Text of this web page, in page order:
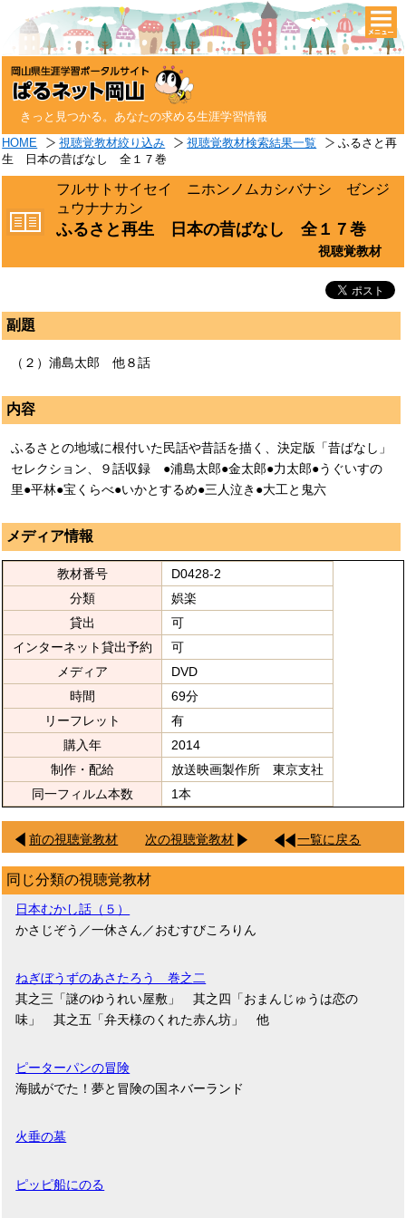
きっと見つかる。あなたの求める生涯学習情報
HOME 視聴覚教材絞り込み 視聴覚教材検索結果一覧
ふるさと再
生 日本の昔ばなし 全１７巻
フルサトサイセイ ニホンノムカシバナシ ゼンジ
ュウナナカン
ふるさと再生 日本の昔ばなし 全１７巻
視聴覚教材
副題
（２）浦島太郎 他８話
内容
ふるさとの地域に根付いた民話や昔話を描く、決定版「昔ばなし」
セレクション、９話収録 ●浦島太郎●金太郎●力太郎●うぐいすの
里●平林●宝くらべ●いかとするめ●三人泣き●大工と鬼六
メディア情報
教材番号
D0428-2
分類
娯楽
貸出
可
インターネット貸出予約
可
メディア
DVD
時間
69分
リーフレット
有
購入年
2014
制作・配給
放送映画製作所 東京支社
同一フィルム本数
1本
前の視聴覚教材 次の視聴覚教材 一覧に戻る
同じ分類の視聴覚教材
日本むかし話（５）
かさじぞう／一休さん／おむすびころりん
ねぎぼうずのあさたろう 巻之二
其之三「謎のゆうれい屋敷」 其之四「おまんじゅうは恋の
味」 其之五「弁天様のくれた赤ん坊」 他
ピーターパンの冒険
海賊がでた！夢と冒険の国ネバーランド
火垂の墓
ピッピ船にのる